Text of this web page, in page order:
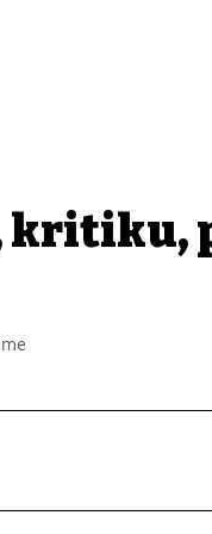
kritiku,